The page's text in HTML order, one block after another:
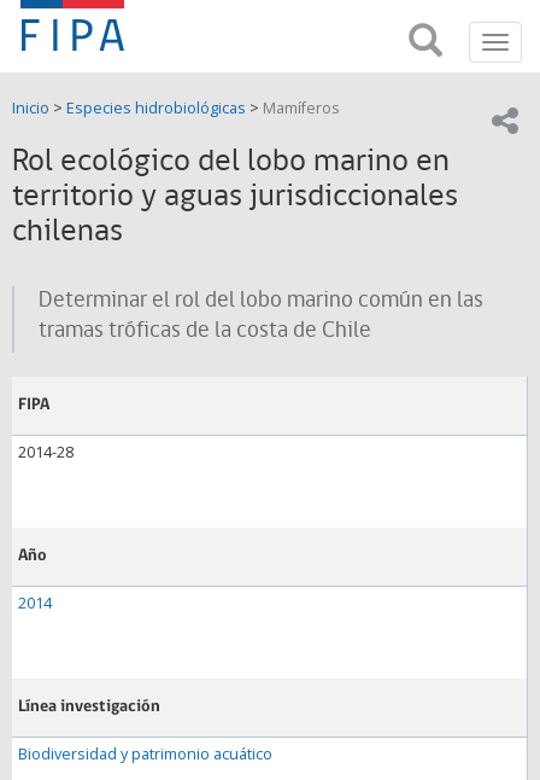
Fondo
de
Investigación
Pesquera
y
(FIPA)-
SUBPESCA
FIPA;
Fondo
Investigación
y
de
Acuicultira
Inicio > Especies hidrobiológicas > Mamíferos
Rol ecológico del lobo marino en
territorio y aguas jurisdiccionales
chilenas
Determinar el rol del lobo marino común en las
tramas tróficas de la costa de Chile
FIPA
2014-28
Año
2014
Línea investigación
Biodiversidad y patrimonio acuático